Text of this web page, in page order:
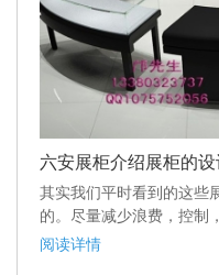
六安展柜介绍展柜的
其实我们平时看到的这些
的。尽量减少浪费，控制
阅读详情